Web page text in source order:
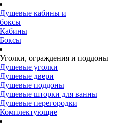
Душевые кабины и
боксы
Кабины
Боксы
Уголки, ограждения и поддоны
Душевые уголки
Душевые двери
Душевые поддоны
Душевые шторки для ванны
Душевые перегородки
Комплектующие